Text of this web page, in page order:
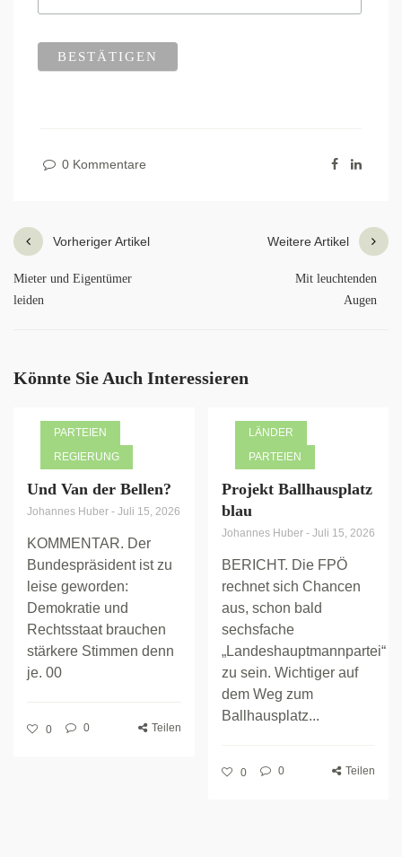
0 Kommentare
Vorheriger Artikel
Mieter und Eigentümer
leiden
Weitere Artikel
Mit leuchtenden
Augen
Könnte Sie Auch Interessieren
PARTEIEN
REGIERUNG
Und Van der Bellen?
Johannes Huber - Juli 15, 2026
KOMMENTAR. Der
Bundespräsident ist zu
leise geworden:
Demokratie und
Rechtsstaat brauchen
stärkere Stimmen denn
je. 00
0 0 Teilen
LÄNDER
PARTEIEN
Projekt Ballhausplatz
blau
Johannes Huber - Juli 15, 2026
BERICHT. Die FPÖ
rechnet sich Chancen
aus, schon bald
sechsfache
„Landeshauptmannpartei“
zu sein. Wichtiger auf
dem Weg zum
Ballhausplatz...
0 0 Teilen